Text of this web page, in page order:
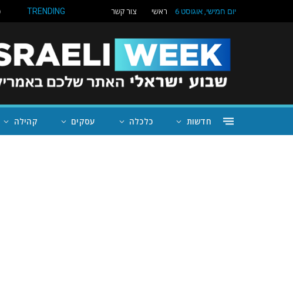
יום חמישי, אוגוסט 6 ראשי צור קשר TRENDING
חדשות כלכלה עסקים קהילה